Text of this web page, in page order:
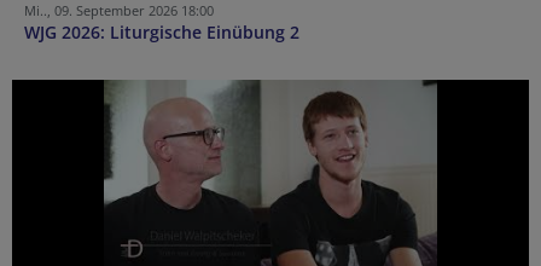
Mi.., 09. September 2026 18:00
WJG 2026: Liturgische Einübung 2